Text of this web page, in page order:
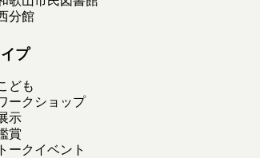
分館
プ
ども
ークショップ
示
賞
トークイベント